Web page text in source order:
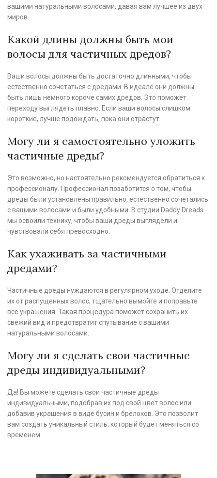
вашими натуральными волосами, давая вам лучшее из двух
миров.
Какой длины должны быть мои
волосы для частичных дредов?
Ваши волосы должны быть достаточно длинными, чтобы
естественно сочетаться с дредами. В идеале они должны
быть лишь немного короче самих дредов. Это поможет
переходу выглядеть плавно. Если ваши волосы слишком
короткие, лучше подождать, пока они отрастут.
Могу ли я самостоятельно уложить
частичные дреды?
Это возможно, но настоятельно рекомендуется обратиться к
профессионалу. Профессионал позаботится о том, чтобы
дреды были установлены правильно, естественно сочетались
с вашими волосами и были удобными. В студии Daddy Dreads
мы освоили технику, чтобы ваши дреды выглядели и
чувствовали себя превосходно.
Как ухаживать за частичными
дредами?
Частичные дреды нуждаются в регулярном уходе. Отделите
их от распущенных волос, тщательно вымойте и поправьте
все украшения. Такая процедура поможет сохранить их
свежий вид и предотвратит спутывание с вашими
натуральными волосами.
Могу ли я сделать свои частичные
дреды индивидуальными?
Да! Вы можете сделать свои частичные дреды
индивидуальными, подобрав их под свой цвет волос или
добавив украшения в виде бусин и брелоков. Это позволит
вам создать уникальный стиль, который будет меняться со
временем.